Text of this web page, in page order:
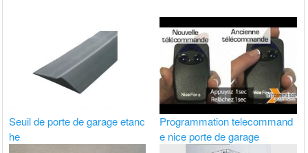
Seuil de porte de garage etanc
he
Programmation telecommand
e nice porte de garage